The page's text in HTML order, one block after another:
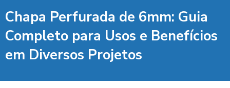
Chapa Perfurada de 6mm: Guia
Completo para Usos e Benefícios
em Diversos Projetos